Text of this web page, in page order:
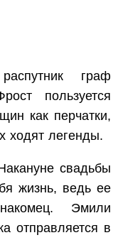
граф
пользуется
как перчатки,
ходят легенды.
свадьбы
жизнь, ведь ее
Эмили
отправляется в